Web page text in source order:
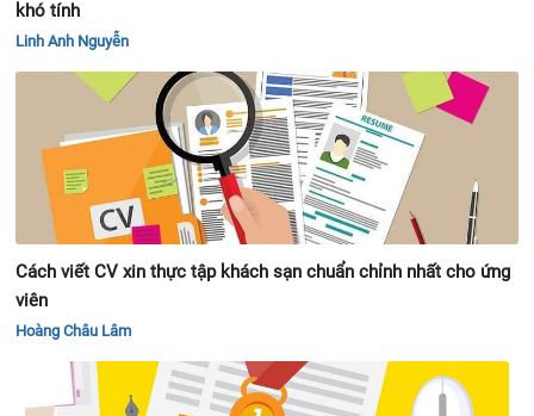
khó tính
Linh Anh Nguyễn
Cách viết CV xin thực tập khách sạn chuẩn chỉnh nhất cho ứng
viên
Hoàng Châu Lâm